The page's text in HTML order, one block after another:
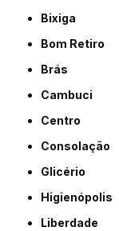
Bixiga
Bom Retiro
Brás
Cambuci
Centro
Consolação
Glicério
Higienópolis
Liberdade